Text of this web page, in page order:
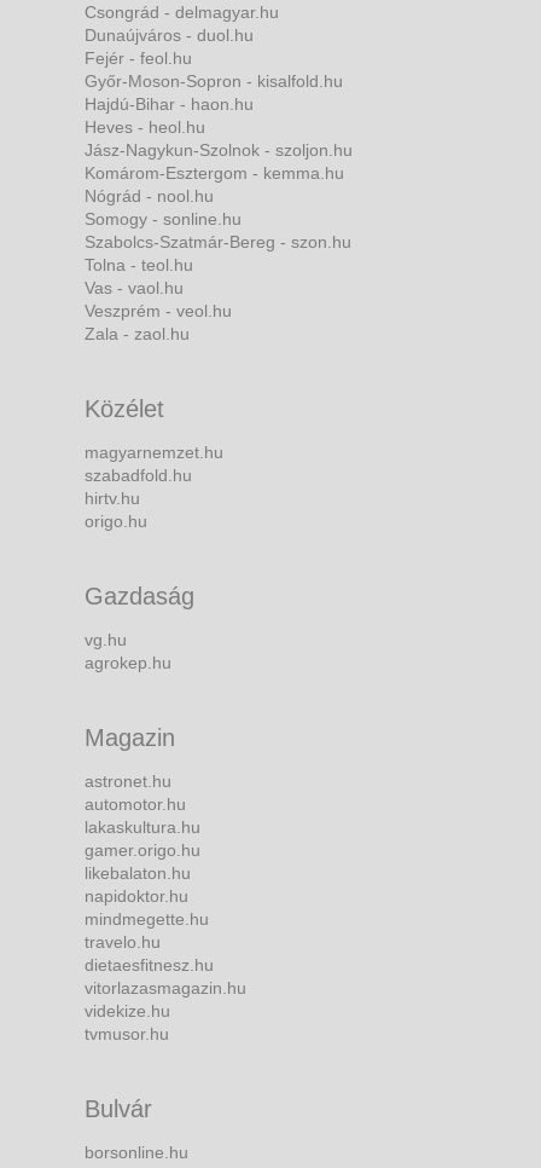
Csongrád - delmagyar.hu
Dunaújváros - duol.hu
Fejér - feol.hu
Győr-Moson-Sopron - kisalfold.hu
Hajdú-Bihar - haon.hu
Heves - heol.hu
Jász-Nagykun-Szolnok - szoljon.hu
Komárom-Esztergom - kemma.hu
Nógrád - nool.hu
Somogy - sonline.hu
Szabolcs-Szatmár-Bereg - szon.hu
Tolna - teol.hu
Vas - vaol.hu
Veszprém - veol.hu
Zala - zaol.hu
Közélet
magyarnemzet.hu
szabadfold.hu
hirtv.hu
origo.hu
Gazdaság
vg.hu
agrokep.hu
Magazin
astronet.hu
automotor.hu
lakaskultura.hu
gamer.origo.hu
likebalaton.hu
napidoktor.hu
mindmegette.hu
travelo.hu
dietaesfitnesz.hu
vitorlazasmagazin.hu
videkize.hu
tvmusor.hu
Bulvár
borsonline.hu